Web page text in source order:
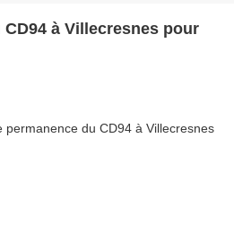
à Villecresnes pour